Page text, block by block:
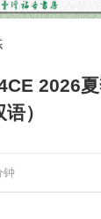
2026夏
）
钟